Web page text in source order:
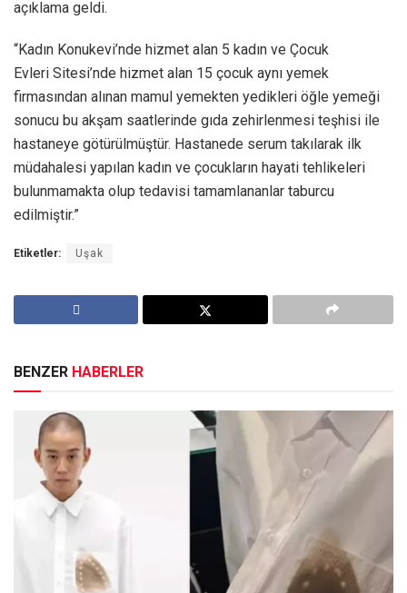
açıklama geldi.
“Kadın Konukevi’nde hizmet alan 5 kadın ve Çocuk
Evleri Sitesi’nde hizmet alan 15 çocuk aynı yemek
firmasından alınan mamul yemekten yedikleri öğle yemeği
sonucu bu akşam saatlerinde gıda zehirlenmesi teşhisi ile
hastaneye götürülmüştür. Hastanede serum takılarak ilk
müdahalesi yapılan kadın ve çocukların hayati tehlikeleri
bulunmamakta olup tedavisi tamamlananlar taburcu
edilmiştir.”
Etiketler: Uşak
BENZER HABERLER